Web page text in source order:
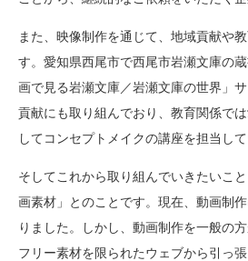
また、映像制作を通じて、地域貢献や
す。愛知県西尾市で西尾市岩瀬文庫の
画で見る岩瀬文庫／岩瀬文庫の世界」
貢献にも取り組んでおり、教育関係で
してコンセプトメイクの講座を担当して
そしてこれから取り組んでいきたいこ
画素材」とのことです。現在、動画制
りました。しかし、動画制作を一般の
フリー素材を限られたウェブから引っ